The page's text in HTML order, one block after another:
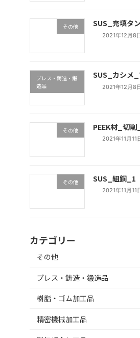
その他 SUS_充填タ
2021年12月8
プレス・鋳造・鍛
造品
SUS_カシメ
2021年12月8
その他 PEEK材_切削
2021年11月11
その他 SUS_組鋼_1
2021年11月11
カテゴリー
その他
プレス・鋳造・鍛造品
樹脂・ゴム加工品
精密機械加工品